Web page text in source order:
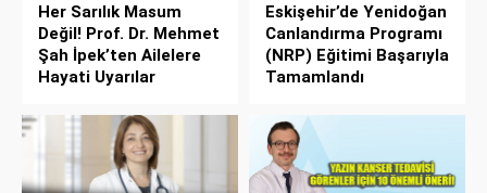
Her Sarılık Masum
Değil! Prof. Dr. Mehmet
Şah İpek’ten Ailelere
Hayati Uyarılar
Eskişehir’de Yenidoğan
Canlandırma Programı
(NRP) Eğitimi Başarıyla
Tamamlandı